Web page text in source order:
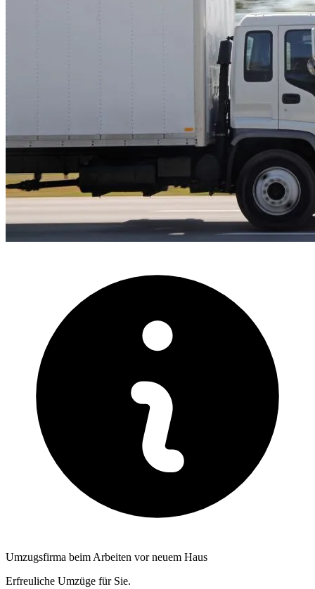
Umzugsfirma beim Arbeiten vor neuem Haus
Erfreuliche Umzüge für Sie.